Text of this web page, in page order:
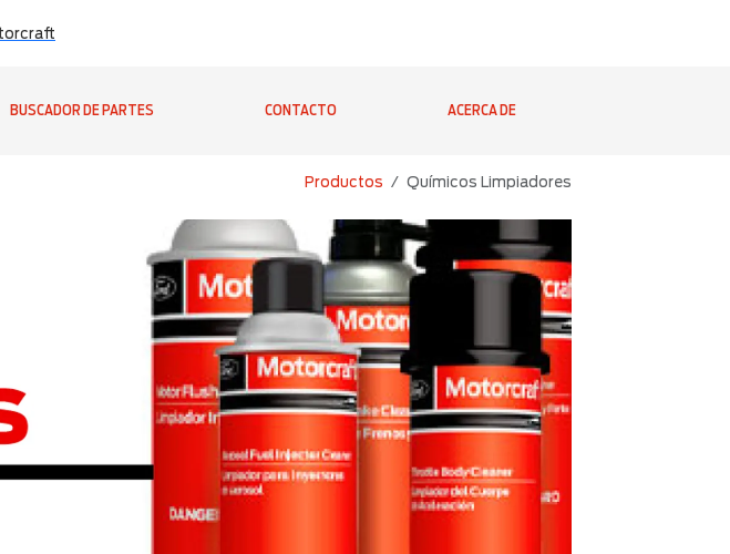
BUSCADOR DE PARTES CONTACTO ACERCA DE
Productos Químicos Limpiadores